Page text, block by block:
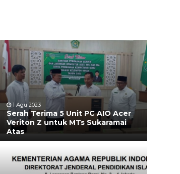
1 Agu 2023
Serah Terima 5 Unit PC AIO Acer
Veriton Z untuk MTs Sukaramai
Atas